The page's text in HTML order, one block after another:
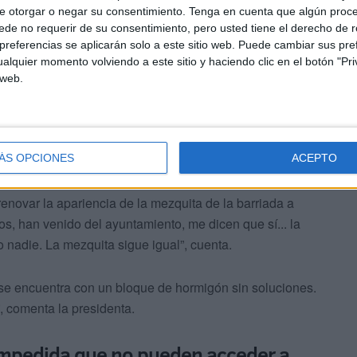
otorgar o negar su consentimiento. Tenga en cuenta que algún
no requerir de su consentimiento, pero usted tiene el derecho de
se aplicarán solo a este sitio web. Puede cambiar sus
momento volviendo a este sitio y haciendo clic en el botón
OPCIONES ACEPTO
dirigida a la petición de dotar a los vecinos de
la lluvia está todo atorado de basura, solicité la
la apariencia de la mezquita de la barriada a
han venido del ayuntamiento, me dicen que sí... la
La mezquita sigue igual”, cuenta.
encuentra con un bloque de hormigón sin soluciones.
comenta la presidenta.